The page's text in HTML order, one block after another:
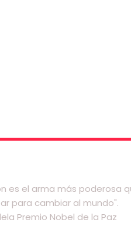
es el arma más poderosa
para cambiar al mundo".
Premio Nobel de la Paz